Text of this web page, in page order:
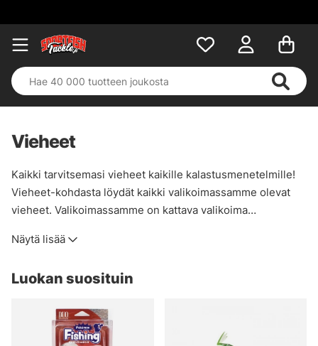
Vieheet
Kaikki tarvitsemasi vieheet kaikille kalastusmenetelmille!
Vieheet-kohdasta löydät kaikki valikoimassamme olevat
vieheet. Valikoimassamme on kattava valikoima
valmistajia. Me Sportfishtacklella olemme sitä mieltä, että
huomata tässä kategoriassa!
Näytä lisää
Luokan suosituin